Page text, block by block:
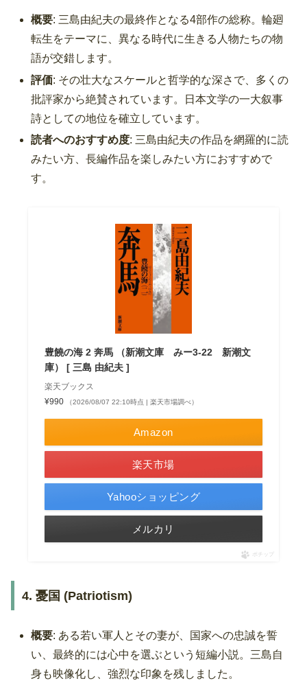
概要: 三島由紀夫の最終作となる4部作の総称。輪廻
転生をテーマに、異なる時代に生きる人物たちの物
語が交錯します。
評価: その壮大なスケールと哲学的な深さで、多くの
批評家から絶賛されています。日本文学の一大叙事
詩としての地位を確立しています。
読者へのおすすめ度: 三島由紀夫の作品を網羅的に読
みたい方、長編作品を楽しみたい方におすすめで
す。
豊饒の海 2 奔馬 （新潮文庫 みー3-22 新潮文
庫） [ 三島 由紀夫 ]
楽天ブックス
¥990
（2026/08/07 22:10時点 | 楽天市場調べ）
Amazon
楽天市場
Yahooショッピング
メルカリ
ポチップ
4. 憂国 (Patriotism)
概要: ある若い軍人とその妻が、国家への忠誠を誓
い、最終的には心中を選ぶという短編小説。三島自
身も映像化し、強烈な印象を残しました。